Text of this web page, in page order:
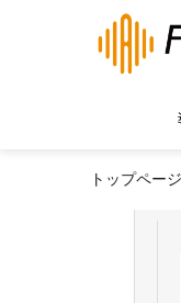
トップページ